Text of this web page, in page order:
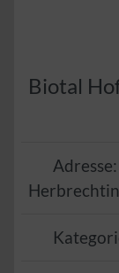
Biotal
Adresse: